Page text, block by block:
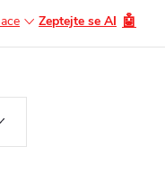
Zeptejte se AI 🤖